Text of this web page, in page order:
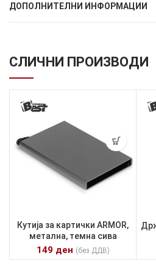
ДОПОЛНИТЕЛНИ ИНФОРМАЦИИ
СЛИЧНИ ПРОИЗВОДИ
Кутија за картички ARMOR,
метална, темна сива
149 ден (без ДДВ)